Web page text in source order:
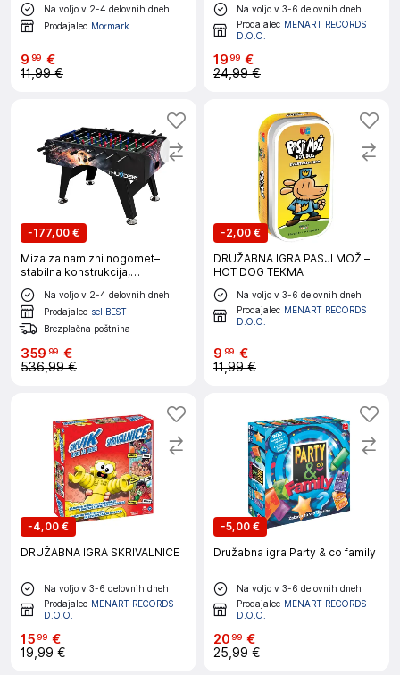
Na voljo v 2-4 delovnih dneh
Prodajalec Mormark
9 99 €
11,99 €
Na voljo v 3-6 delovnih dneh
Prodajalec MENART RECORDS
D.O.O.
1999 €
24,99 €
-177,00 €
Miza za namizni nogomet–
stabilna konstrukcija,
profesionalna igra, les + MDF
THUNDER FIREBALL-5FT
Na voljo v 2-4 delovnih dneh
Prodajalec sellBEST
Brezplačna poštnina
359 99 €
536,99 €
-2,00 €
DRUŽABNA IGRA PASJI MOŽ –
HOT DOG TEKMA
Na voljo v 3-6 delovnih dneh
Prodajalec MENART RECORDS
D.O.O.
9 99 €
11,99 €
-4,00 €
DRUŽABNA IGRA SKRIVALNICE
Na voljo v 3-6 delovnih dneh
Prodajalec MENART RECORDS
D.O.O.
1599 €
19,99 €
-5,00 €
Družabna igra Party & co family
Na voljo v 3-6 delovnih dneh
Prodajalec MENART RECORDS
D.O.O.
2099 €
25,99 €